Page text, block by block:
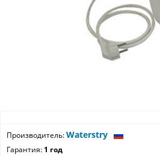
Производитель:Waterstry
Гарантия: 1 год